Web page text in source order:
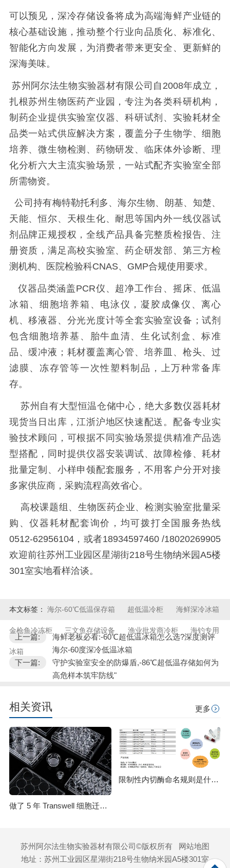
可以预见，深冷存储设备将成为高端海鲜产业链的
核心基础设施，推动整个行业向品质化、标准化、
智能化方向发展，为消费者带来更安全、更新鲜的
深海美味。
苏州阿尔法生物实验器材有限公司自2008年成立，
扎根苏州生物医药产业园，专注为各类科研机构，
制药企业提供实验室仪器、科研试剂、实验耗材全
品类一站式供应解决方案，覆盖分子生物学、细胞
培养、微生物检测、药物研发、临床体外诊断、理
化分析六大主流实验场景，一站式配齐实验室全部
所需物资。
公司持有梅特勒托利多、海尔生物、朗基、知楚、
天能、恒尔、天根生化、耐思等国内外一线仪器试
剂品牌正规授权，全线产品具备完整质检报告、注
册资质，满足高校实验室、药企研发部、第三方检
测机构、医院检验科CNAS、GMP合规使用要求。
仪器品类涵盖PCR仪、超净工作台、摇床、低温
冰箱、细胞培养箱、电泳仪，凝胶成像仪、离心
机、移液器、分光光度计等全套实验室设备；试剂
包含细胞培养基、胎牛血清、生化试剂盒、标准
品、缓冲液；耗材覆盖离心管、培养皿、枪头、过
滤膜、冻存管等一次性塑料制品，上万种常备库
存。
苏州自有大型恒温仓储中心，绝大多数仪器耗材
现货当日出库，江浙沪地区快速配送。配备专业实
验技术顾问，可根据不同实验场景提供精准产品选
型搭配，同时提供仪器安装调试、故障检修、耗材
批量定制、小样申领配套服务，不用客户分开对接
多家供应商，采购流程高效省心。
高校课题组、生物医药企业、检测实验室批量采
购、仪器耗材配套询价，均可拨打全国服务热线
0512-62956104，或者18934597460 /18020269905
欢迎前往苏州工业园区星湖街218号生物纳米园A5楼
301室实地看样洽谈。
本文标签： 海尔-60℃低温保存箱 超低温冷柜 海鲜深冷冰箱
金枪鱼冷冻柜 三文鱼存储设备 渔业批发商冷柜 海钓专用
冰箱
上一篇:
海鲜老板必看:-60℃超低温冰箱怎么选?深度测评
海尔-60度深冷低温冰箱
下一篇:
守护实验室安全的防爆盾,-86℃超低温存储如何为
高危样本筑牢防线"
相关资讯 更多
做了 5 年 Transwell 细胞迁移实验，从踩坑到稳出数据，这份详细操作和避坑指南请收好
限制性内切酶命名规则是什么？HindⅢ、EcoRI 等酶名的构成逻辑
苏州阿尔法生物实验器材有限公司©版权所有
网站地图
地址：苏州工业园区星湖街218号生物纳米园A5楼301室